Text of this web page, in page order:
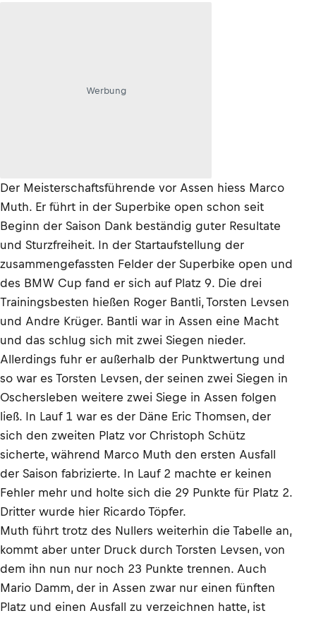
Werbung
Der Meisterschaftsführende vor Assen hiess Marco
Muth. Er führt in der Superbike open schon seit
Beginn der Saison Dank beständig guter Resultate
und Sturzfreiheit. In der Startaufstellung der
zusammengefassten Felder der Superbike open und
des BMW Cup fand er sich auf Platz 9. Die drei
Trainingsbesten hießen Roger Bantli, Torsten Levsen
und Andre Krüger. Bantli war in Assen eine Macht
und das schlug sich mit zwei Siegen nieder.
Allerdings fuhr er außerhalb der Punktwertung und
so war es Torsten Levsen, der seinen zwei Siegen in
Oschersleben weitere zwei Siege in Assen folgen
ließ. In Lauf 1 war es der Däne Eric Thomsen, der
sich den zweiten Platz vor Christoph Schütz
sicherte, während Marco Muth den ersten Ausfall
der Saison fabrizierte. In Lauf 2 machte er keinen
Fehler mehr und holte sich die 29 Punkte für Platz 2.
Dritter wurde hier Ricardo Töpfer.
Muth führt trotz des Nullers weiterhin die Tabelle an,
kommt aber unter Druck durch Torsten Levsen, von
dem ihn nun nur noch 23 Punkte trennen. Auch
Mario Damm, der in Assen zwar nur einen fünften
Platz und einen Ausfall zu verzeichnen hatte, ist